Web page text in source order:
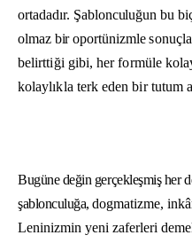
ortadadır. Şablonculuğun bu
olmaz bir oportünizmle
belirttiği gibi, her formüle
kolaylıkla terk eden bir tutum
Bugüne değin gerçekleşmiş her
şablonculuğa,dogmatizme,
Leninizmin yeni zaferleri